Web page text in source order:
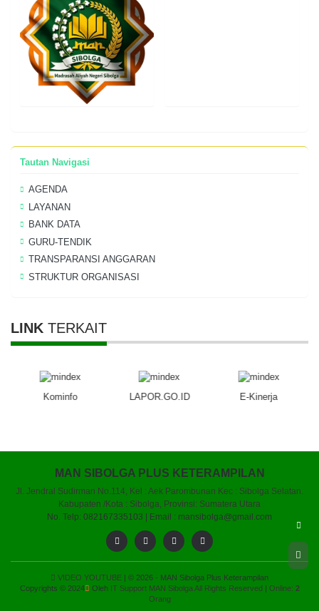
Tautan Navigasi
AGENDA
LAYANAN
BANK DATA
GURU-TENDIK
TRANSPARANSI ANGGARAN
STRUKTUR ORGANISASI
LINK TERKAIT
Kominfo LAPOR.GO.ID E-Kinerja
MAN SIBOLGA PLUS KETERAMPILAN
Jl. Jendral Sudirman No.114, Kel : Aek Parombunan Kec : Sibolga Selatan.
Kabupaten /Kota : Sibolga, Provinsi: Sumatera Utara
No. Telp: 082167335103 | Email : mansibolga@gmail.com
VIDEO YOUTUBE
| © 2026 - MAN Sibolga Plus Keterampilan
Copyrights © 2024
Oleh IT Support MAN Sibolga All Rights Reserved Online: 2
Orang